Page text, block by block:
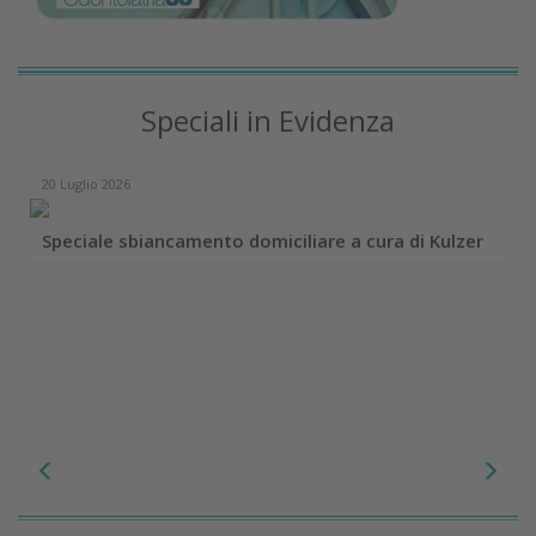
Speciali in Evidenza
20 Luglio 2026
Speciale sbiancamento domiciliare a cura di Kulzer